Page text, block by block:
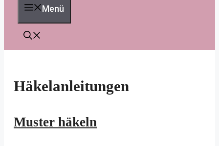
Menü
Häkelanleitungen
Muster häkeln